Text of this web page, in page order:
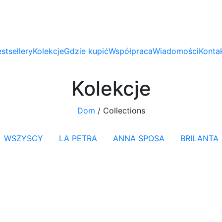
KolekcjeGdzie kupićWspółpracaWiadomości
Kolekcje
Dom / Collections
WSZYSCY LA PETRA ANNA SPOSA BRILANTA